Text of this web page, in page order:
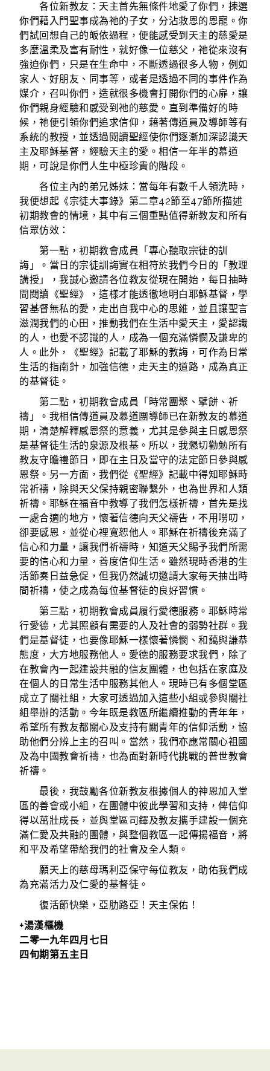
各位新教友：天主首先無條件地愛了你們，揀選
你們藉入門聖事成為祂的子女，分沾救恩的恩寵。你
們試回想自己的皈依過程，便能感受到天主的慈愛是
多麼溫柔及富有耐性，就好像一位慈父，祂從來沒有
強迫你們，只是在生命中，不斷透過很多人物，例如
家人、好朋友、同事等，或者是透過不同的事件作為
媒介，召叫你們，造就很多機會打開你們的心扉，讓
你們親身經驗和感受到祂的慈愛。直到準備好的時
候，祂便引領你們追求信仰，藉著傳道員及導師等有
系統的教授，並透過閱讀聖經使你們逐漸加深認識天
主及耶穌基督，經驗天主的愛。相信一年半的慕道
期，可說是你們人生中極珍貴的階段。
各位主內的弟兄姊妹：當每年有數千人領洗時，
我便想起《宗徒大事錄》第二章42節至47節所描述
初期教會的情境，其中有三個重點值得新教友和所有
信眾仿效：
第一點，初期教會成員「專心聽取宗徒的訓
誨」。當日的宗徒訓誨實在相符於我們今日的「教理
講授」，我誠心邀請各位教友從現在開始，每日抽時
間閱讀《聖經》，這樣才能透徹地明白耶穌基督，學
習基督無私的愛，走出自我中心的思維，並且讓聖言
滋潤我們的心田，推動我們在生活中愛天主，愛認識
的人，也愛不認識的人，成為一個充滿憐憫及謙卑的
人。此外，《聖經》記載了耶穌的教誨，可作為日常
生活的指南針，加強信德，走天主的道路，成為真正
的基督徒。
第二點，初期教會成員「時常團聚、擘餅、祈
禱」。我相信傳道員及慕道團導師已在新教友的慕道
期，清楚解釋感恩祭的意義，尤其是參與主日感恩祭
是基督徒生活的泉源及根基。所以，我懇切勸勉所有
教友守瞻禮節日，即在主日及當守的法定節日參與感
恩祭。另一方面，我們從《聖經》記載中得知耶穌時
常祈禱，除與天父保持親密聯繫外，也為世界和人類
祈禱。耶穌在福音中教導了我們怎樣祈禱，首先是找
一處合適的地方，懷著信德向天父禱告，不用嘮叨，
卻要感恩，並從心裡寛恕他人。耶穌在祈禱後充滿了
信心和力量，讓我們祈禱時，知道天父賜予我們所需
要的信心和力量，善度信仰生活。雖然現時香港的生
活節奏日益急促，但我仍然誠切邀請大家每天抽出時
間祈禱，使之成為每位基督徒的良好習慣。
第三點，初期教會成員履行愛德服務。耶穌時常
行愛德，尤其照顧有需要的人及社會的弱勢社群。我
們是基督徒，也要像耶穌一樣懷著憐憫、和藹與謙恭
態度，大方地服務他人。愛德的服務要求我們，除了
在教會內一起建設共融的信友團體，也包括在家庭及
在個人的日常生活中服務其他人。現時已有多個堂區
成立了關社組，大家可透過加入這些小組或參與關社
組舉辦的活動。今年既是教區所繼續推動的青年年，
希望所有教友都關心及支持有關青年的信仰活動，協
助他們分辨上主的召叫。當然，我們亦應常關心祖國
及為中國教會祈禱，也為面對新時代挑戰的普世教會
祈禱。
最後，我鼓勵各位新教友根據個人的神恩加入堂
區的善會或小組，在團體中彼此學習和支持，俾信仰
得以茁壯成長，並與堂區司鐸及教友攜手建設一個充
滿仁愛及共融的團體，與整個教區一起傳揚福音，將
和平及希望帶給我們的社會及全人類。
願天上的慈母瑪利亞保守每位教友，助佑我們成
為充滿活力及仁愛的基督徒。
復活節快樂，亞肋路亞！天主保佑！
+湯漢樞機
二零一九年四月七日
四旬期第五主日